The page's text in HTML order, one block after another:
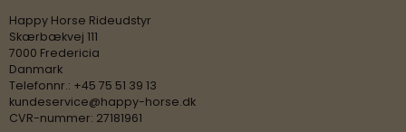
Happy Horse Rideudstyr
Skærbækvej 111
7000 Fredericia
Danmark
Telefonnr.: +45 75 51 39 13
kundeservice@happy-horse.dk
CVR-nummer: 27181961